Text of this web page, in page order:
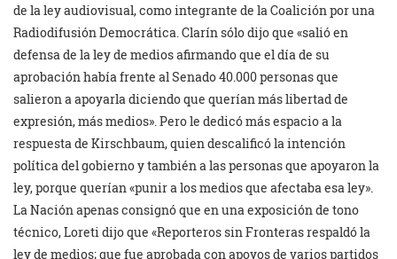
de la ley audiovisual, como integrante de la Coalición por una
Radiodifusión Democrática. Clarín sólo dijo que «salió en
defensa de la ley de medios afirmando que el día de su
aprobación había frente al Senado 40.000 personas que
salieron a apoyarla diciendo que querían más libertad de
expresión, más medios». Pero le dedicó más espacio a la
respuesta de Kirschbaum, quien descalificó la intención
política del gobierno y también a las personas que apoyaron la
ley, porque querían «punir a los medios que afectaba esa ley».
La Nación apenas consignó que en una exposición de tono
técnico, Loreti dijo que «Reporteros sin Fronteras respaldó la
ley de medios; que fue aprobada con apoyos de varios partidos